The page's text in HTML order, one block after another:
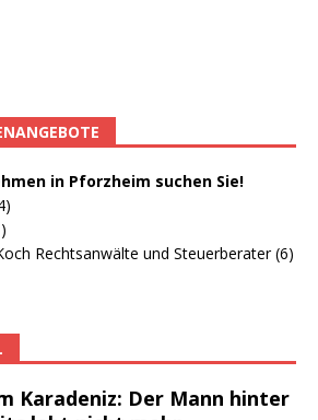
in Pforzheim suchen Sie!
Rechtsanwälte und Steuerberater (6)
Karadeniz: Der Mann hinter